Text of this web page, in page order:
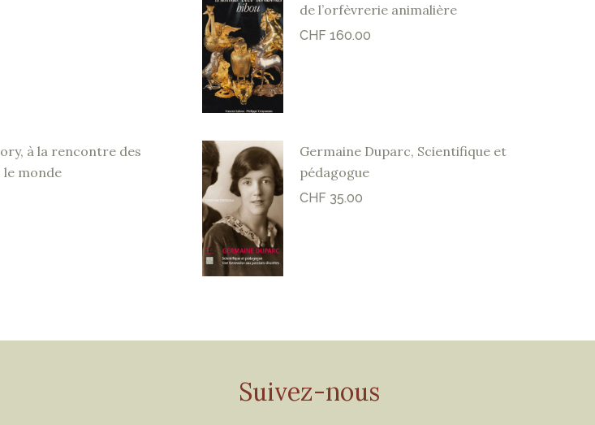
de l’orfèvrerie animalière
CHF160.00
à la rencontre des
le monde
Germaine Duparc, Scientifique et
pédagogue
CHF35.00
Suivez-nous